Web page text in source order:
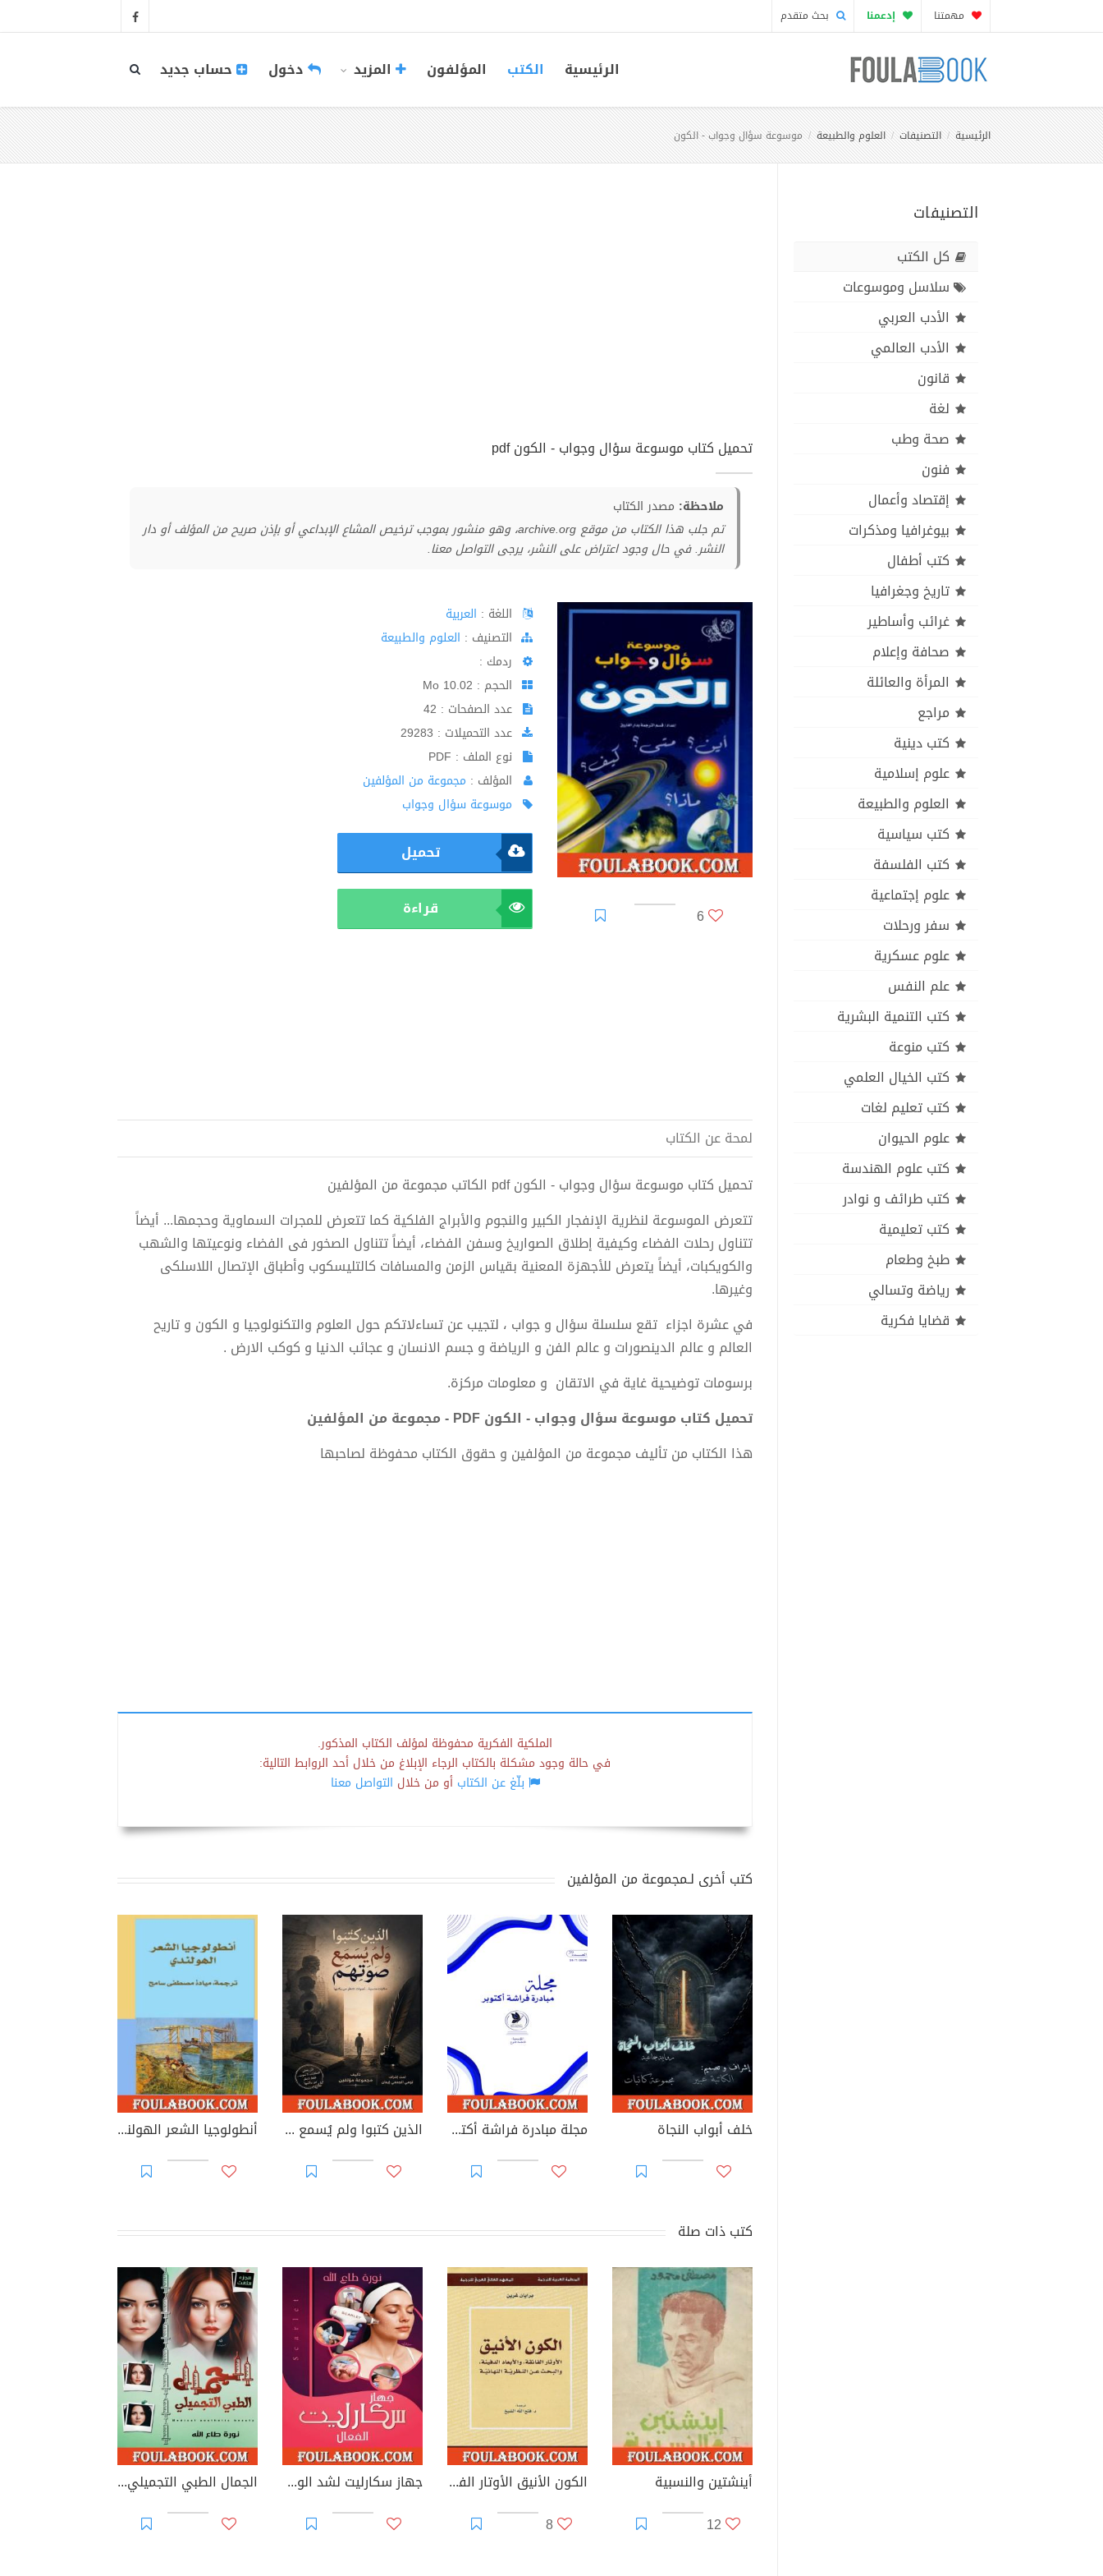
مهمتنا إدعمنا بحث متقدم
الرئيسية الكتب المؤلفون المزيد دخول حساب جديد
الرئيسية التصنيفات العلوم والطبيعة موسوعة سؤال وجواب - الكون
التصنيفات
كل الكتب
سلاسل وموسوعات
الأدب العربي
الأدب العالمي
قانون
لغة
صحة وطب
فنون
إقتصاد وأعمال
بيوغرافيا ومذكرات
كتب أطفال
تاريخ وجغرافيا
غرائب وأساطير
صحافة وإعلام
المرأة والعائلة
مراجع
كتب دينية
علوم إسلامية
العلوم والطبيعة
كتب سياسية
كتب الفلسفة
علوم إجتماعية
سفر ورحلات
علوم عسكرية
علم النفس
كتب التنمية البشرية
كتب منوعة
كتب الخيال العلمي
كتب تعليم لغات
علوم الحيوان
كتب علوم الهندسة
كتب طرائف و نوادر
كتب تعليمية
طبخ وطعام
رياضة وتسالي
قضايا فكرية
تحميل كتاب موسوعة سؤال وجواب - الكون pdf
ملاحظة: مصدر الكتاب
تم جلب هذا الكتاب من موقع archive.org، وهو منشور بموجب ترخيص المشاع الإبداعي أو بإذن صريح من المؤلف أو دار
النشر. في حال وجود اعتراض على النشر، يرجى التواصل معنا.
6
اللغة : العربية
اﻟﺘﺼﻨﻴﻒ : العلوم والطبيعة
ردمك :
الحجم : 10.02 Mo
عدد الصفحات : 42
عدد التحميلات : 29283
نوع الملف : PDF
المؤلف : مجموعة من المؤلفين
موسوعة سؤال وجواب
تحميل
قراءة
لمحة عن الكتاب
تحميل كتاب موسوعة سؤال وجواب - الكون pdf الكاتب مجموعة من المؤلفين
تتعرض الموسوعة لنظرية الإنفجار الكبير والنجوم والأبراج الفلكية كما تتعرض للمجرات السماوية وحجمها... أيضاً
تتناول رحلات الفضاء وكيفية إطلاق الصواريخ وسفن الفضاء، أيضاً تتناول الصخور فى الفضاء ونوعيتها والشهب
والكويكبات، أيضاً يتعرض للأجهزة المعنية بقياس الزمن والمسافات كالتليسكوب وأطباق الإتصال اللاسلكى
وغيرها.
في عشرة اجزاء تقع سلسلة سؤال و جواب ، لتجيب عن تساءلاتكم حول العلوم والتكنولوجيا و الكون و تاريح
العالم و عالم الدينصورات و عالم الفن و الرياضة و جسم الانسان و عجائب الدنيا و كوكب الارض .
برسومات توضيحية غاية في الاتقان و معلومات مركزة.
تحميل كتاب موسوعة سؤال وجواب - الكون PDF - مجموعة من المؤلفين
هذا الكتاب من تأليف مجموعة من المؤلفين و حقوق الكتاب محفوظة لصاحبها
الملكية الفكرية محفوظة لمؤلف الكتاب المذكور.
في حالة وجود مشكلة بالكتاب الرجاء الإبلاغ من خلال أحد الروابط التالية:
بلّغ عن الكتابأو من خلال التواصل معنا
كتب أخرى لـمجموعة من المؤلفين
خلف أبواب النجاة مجلة مبادرة فراشة أكتوبر - العدد 39 الذين كتبوا ولم يُسمع صوتهم أنطولوجيا الشعر الهولندي
كتب ذات صلة
أينشتين والنسبية
12
الكون الأنيق الأوتار الفائقة والأبعاد الدفينة والبحث عن النظرية النهائية
8
جهاز سكارليت لشد الوجه الجمال الطبي التجميلي - الجزء الثالث